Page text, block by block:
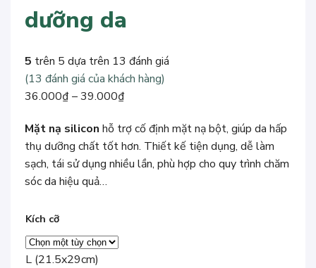
dưỡng da
5 trên 5 dựa trên 13 đánh giá
(13 đánh giá của khách hàng)
36.000₫–39.000₫Khoảng
từ
36.000₫
đến
Mặt nạ silicon hỗ trợ cố định mặt nạ bột, giúp da hấp
thụ dưỡng chất tốt hơn. Thiết kế tiện dụng, dễ làm
sạch, tái sử dụng nhiều lần, phù hợp cho quy trình chăm
sóc da hiệu quả…
Kích cỡ
L (21.5x29cm)